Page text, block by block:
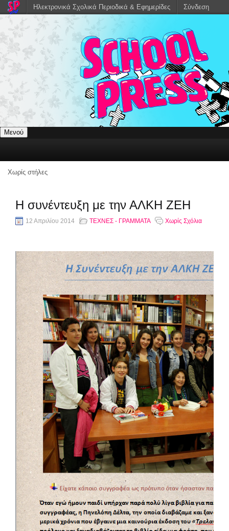
Μενού
Χωρίς στήλες
Η συνέντευξη με την ΑΛΚΗ ΖΕΗ
12 Απριλίου 2014 ΤΕΧΝΕΣ - ΓΡΑΜΜΑΤΑ Χωρίς Σχόλια
Ηλεκτρονικά Σχολικά Περιοδικά & Εφημερίδες Σύνδεση